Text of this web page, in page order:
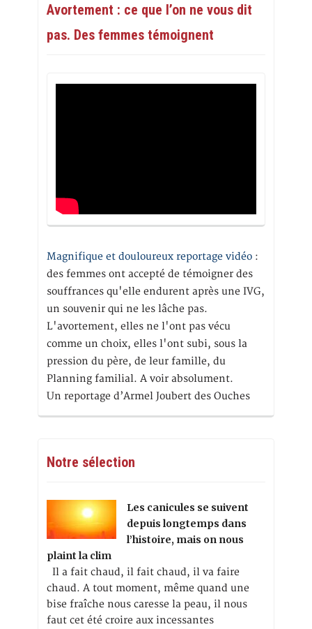
Avortement : ce que l’on ne vous dit
pas. Des femmes témoignent
Magnifique et douloureux reportage vidéo :
des femmes ont accepté de témoigner des
souffrances qu'elle endurent après une IVG,
un souvenir qui ne les lâche pas.
L'avortement, elles ne l'ont pas vécu
comme un choix, elles l'ont subi, sous la
pression du père, de leur famille, du
Planning familial. A voir absolument.
Un reportage d’Armel Joubert des Ouches
Notre sélection
Les canicules se suivent
depuis longtemps dans
l’histoire, mais on nous
plaint la clim
Il a fait chaud, il fait chaud, il va faire
chaud. A tout moment, même quand une
bise fraîche nous caresse la peau, il nous
faut cet été croire aux incessantes